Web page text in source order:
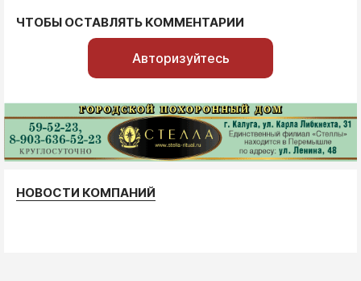
ЧТОБЫ ОСТАВЛЯТЬ КОММЕНТАРИИ
Авторизуйтесь
НОВОСТИ КОМПАНИЙ